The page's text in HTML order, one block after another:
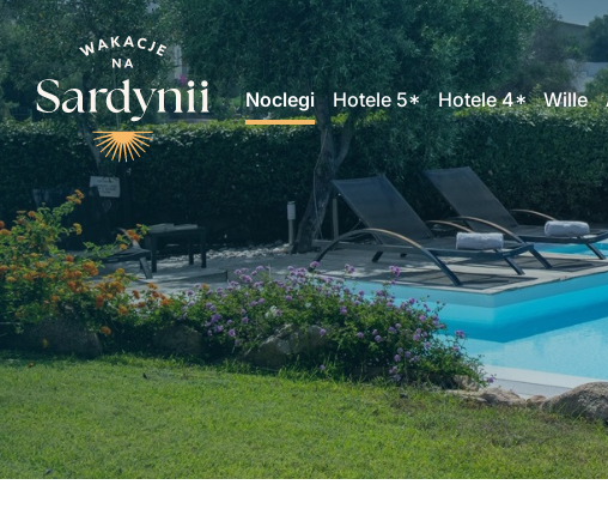
Noclegi Hotele 5* Hotele 4* Wille